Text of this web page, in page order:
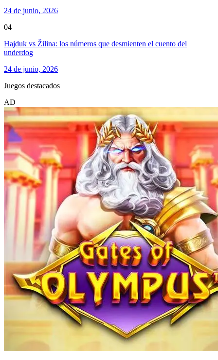
24 de junio, 2026
04
Hajduk vs Žilina: los números que desmienten el cuento del
underdog
24 de junio, 2026
Juegos destacados
AD